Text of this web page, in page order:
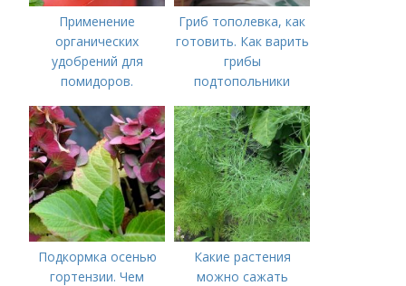
Применение
органических
удобрений для
помидоров.
удобрения для
томатов
Гриб тополевка, как
готовить. Как варить
грибы
подтопольники
Подкормка осенью
гортензии. Чем
Какие растения
можно сажать